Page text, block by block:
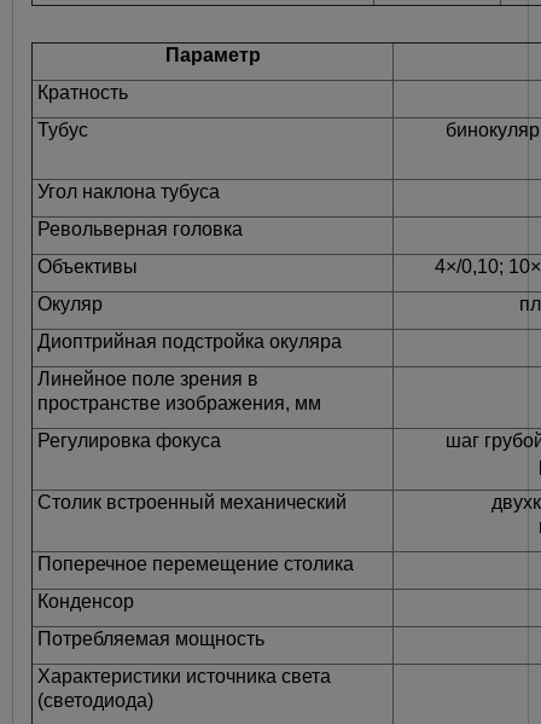
Параметр
Кратность
Тубус
Угол наклона тубуса
Револьверная головка
Объективы
4×/0,10;
Окуляр
Диоптрийная подстройка окуляра
Линейное поле зрения в
пространстве изображения, мм
Регулировка фокуса
шаг
Столик встроенный механический
Поперечное перемещение столика
Конденсор
Потребляемая мощность
Характеристики источника света
(светодиода)